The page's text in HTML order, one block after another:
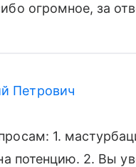
огромное, за
Петрович
1.
потенцию. 2. Вы